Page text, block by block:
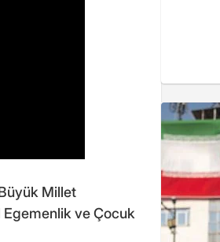
Millet
Egemenlik ve Çocuk